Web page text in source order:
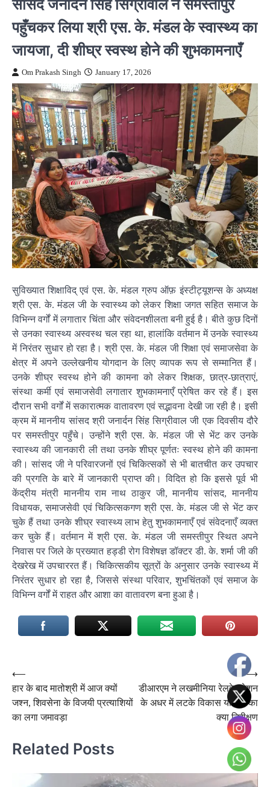
पहुँचकर लिया श्री एस. के. मंडल के स्वास्थ्य का
जायजा, दी शीघ्र स्वस्थ होने की शुभकामनाएँ
Om Prakash Singh January 17, 2026
सुविख्यात शिक्षाविद् एवं एस. के. मंडल ग्रुप ऑफ़ इंस्टीट्यूशन्स के अध्यक्ष
श्री एस. के. मंडल जी के स्वास्थ्य को लेकर शिक्षा जगत सहित समाज के
विभिन्न वर्गों में लगातार चिंता और संवेदनशीलता बनी हुई है। बीते कुछ दिनों
से उनका स्वास्थ्य अस्वस्थ चल रहा था, हालांकि वर्तमान में उनके स्वास्थ्य
में निरंतर सुधार हो रहा है। श्री एस. के. मंडल जी शिक्षा एवं समाजसेवा के
क्षेत्र में अपने उल्लेखनीय योगदान के लिए व्यापक रूप से सम्मानित हैं।
उनके शीघ्र स्वस्थ होने की कामना को लेकर शिक्षक, छात्र-छात्राएं,
संस्था कर्मी एवं समाजसेवी लगातार शुभकामनाएँ प्रेषित कर रहे हैं। इस
दौरान सभी वर्गों में सकारात्मक वातावरण एवं सद्भावना देखी जा रही है। इसी
क्रम में माननीय सांसद श्री जनार्दन सिंह सिग्रीवाल जी एक दिवसीय दौरे
पर समस्तीपुर पहुँचे। उन्होंने श्री एस. के. मंडल जी से भेंट कर उनके
स्वास्थ्य की जानकारी ली तथा उनके शीघ्र पूर्णतः स्वस्थ होने की कामना
की। सांसद जी ने परिवारजनों एवं चिकित्सकों से भी बातचीत कर उपचार
की प्रगति के बारे में जानकारी प्राप्त की। विदित हो कि इससे पूर्व भी
केंद्रीय मंत्री माननीय राम नाथ ठाकुर जी, माननीय सांसद, माननीय
विधायक, समाजसेवी एवं चिकित्सकगण श्री एस. के. मंडल जी से भेंट कर
चुके हैं तथा उनके शीघ्र स्वास्थ्य लाभ हेतु शुभकामनाएँ एवं संवेदनाएँ व्यक्त
कर चुके हैं। वर्तमान में श्री एस. के. मंडल जी समस्तीपुर स्थित अपने
निवास पर जिले के प्रख्यात हड्डी रोग विशेषज्ञ डॉक्टर डी. के. शर्मा जी की
देखरेख में उपचाररत हैं। चिकित्सकीय सूत्रों के अनुसार उनके स्वास्थ्य में
निरंतर सुधार हो रहा है, जिससे संस्था परिवार, शुभचिंतकों एवं समाज के
विभिन्न वर्गों में राहत और आशा का वातावरण बना हुआ है।
Post
navigation
⟵
हार के बाद मातोश्री में आज क्‍यों
जश्‍न, शिवसेना के विजयी प्रत्याशियों
का लगा जमावड़ा
डीआरएम ने लखमीनिया रेलवे स्टेशन
के अधर में लटके विकास योजना का
क्या निरीक्षण
⟶
Related Posts